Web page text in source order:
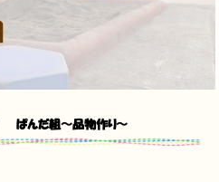
ぱんだ組〜品物作り〜